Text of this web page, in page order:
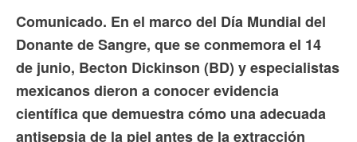
Comunicado. En el marco del Día Mundial del
Donante de Sangre, que se conmemora el 14
de junio, Becton Dickinson (BD) y especialistas
mexicanos dieron a conocer evidencia
científica que demuestra cómo una adecuada
antisepsia de la piel antes de la extracción